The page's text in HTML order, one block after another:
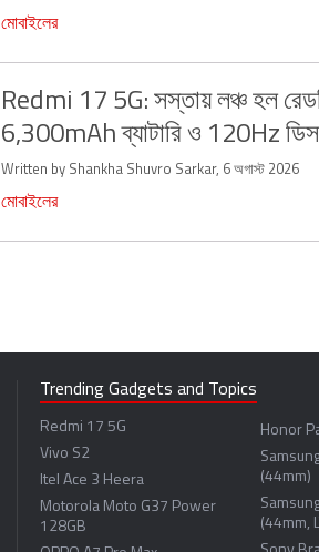
মোবাইলের
Redmi 17 5G: সস্তায় লঞ্চ হল
6,300mAh ব্যাটারি ও 120Hz
Written by Shankha Shuvro Sarkar, 6 অগাস্ট 2026
মোবাইলের
Trending Gadgets and Topics
Redmi 17 5G
Vivo S2
Itel Ace 3 Heera
Motorola Moto G37 Power
128GB
Honor
(44mm)
(44mm,